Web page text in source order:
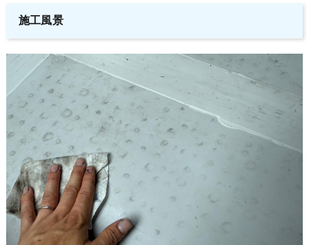
施工風景